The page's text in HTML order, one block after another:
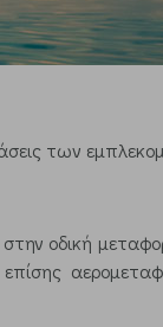
των
στην οδική